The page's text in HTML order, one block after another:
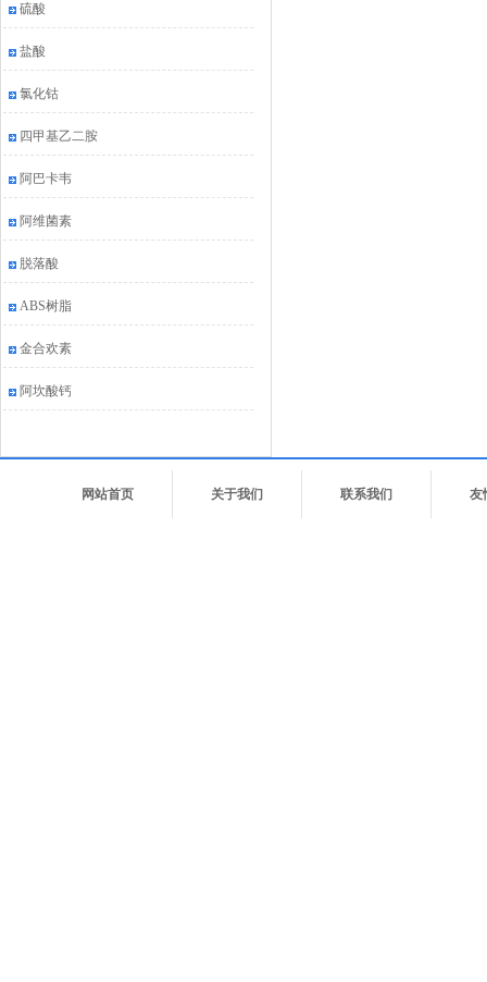
硫酸
盐酸
氯化钴
四甲基乙二胺
阿巴卡韦
阿维菌素
脱落酸
ABS树脂
金合欢素
阿坎酸钙
网站首页 关于我们 联系我们 友